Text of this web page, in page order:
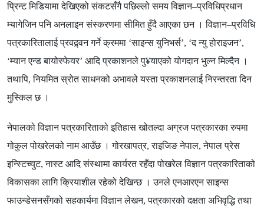
प्रिन्ट मिडियामा देखिएको संकटसँगै पछिल्लो समय विज्ञान–प्रविधिप्रधान
म्यागेजिन पनि अनलाइन संस्करणमा सीमित हुँदै आएका छन । विज्ञान–प्रविधि
पत्रकारितालाई प्रवद्र्वन गर्ने क्रममा ‘साइन्स युनिभर्स’, ‘द न्यु होराइजन’,
‘म्यान एन्ड बायोस्फेयर’ आदि प्रकाशनले पु¥याएको योगदान भुल्न मिल्दैन ।
तथापि, नियमित स्रोत साधनको अभावले यस्ता प्रकाशनलाई निरन्तरता दिन
मुस्किल छ ।
नेपालको विज्ञान पत्रकारिताको इतिहास खोतल्दा अग्रज पत्रकारका रुपमा
गोकुल पोखरेलको नाम आउँछ । गोरखापत्र, राइजिङ नेपाल, नेपाल प्रेस
इन्स्टिच्युट, नास्ट आदि संस्थामा कार्यरत रहँदा पोखरेल विज्ञान पत्रकारिताको
विकासका लागि क्रियाशील रहेको देखिन्छ । उनले एनआरएन साइन्स
फाउन्डेसनसँगको सहकार्यमा विज्ञान लेखन, पत्रकारको दक्षता अभिवृद्धि तथा